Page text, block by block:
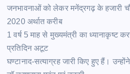
जनभावनाओं को लेकर मनेंद्रगढ़ के हजारी
2020 अर्थात करीब
1 वर्ष 5 माह से मुख्यमंत्री का ध्यानाकृष्ट
प्रतिदिन अटूट
घण्टानाद-सत्याग्रह जारी किए हुए हैं।